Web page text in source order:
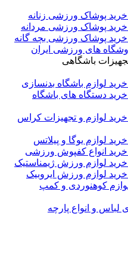
خرید پوشاک ورزشی زنانه
خرید پوشاک ورزشی مردانه
خرید پوشاک ورزشی بچه گانه
های ورزشی ایران
باشگاهی
لوازم باشگاه بدنسازی
دستگاه های باشگاه
خرید لوازم و تجهیزات کراس
لوازم یوگا و پیلاتس
خرید انواع کفپوش ورزشی
خرید لوازم ورزش ژیمناستیک
لوازم ورزش ایروبیک
کوهنوردی و کمپ
و انواع پارچه